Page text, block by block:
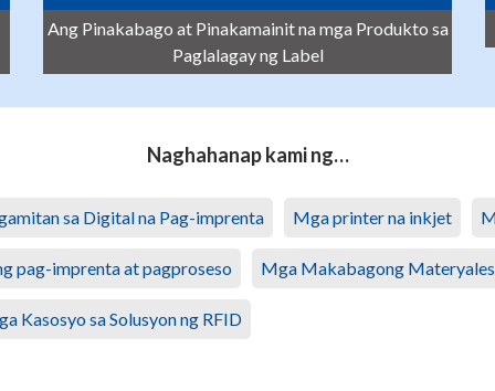
Ang Pinakabago at Pinakamainit na mga Produkto sa
Paglalagay ng Label
Naghahanap kami ng…
sa Digital na Pag-imprenta Mga printer na inkjet
pag-imprenta at pagproseso Mga Makabagong Materyales
Kasosyo sa Solusyon ng RFID